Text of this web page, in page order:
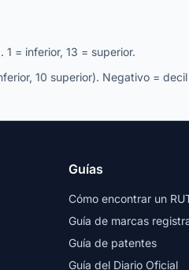
= inferior, 13 = superior.
10 superior). Negativo = decil
Guías
Cómo encontrar un
Guía de marcas
Guía de patentes
Guía del Diario Oficial